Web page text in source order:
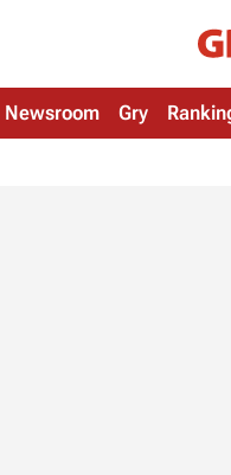
Newsroom Gry